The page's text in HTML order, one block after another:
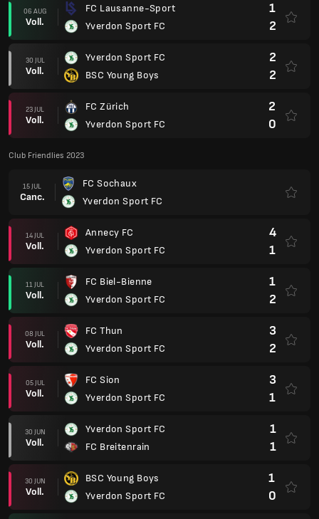
06 AUG
Voll.
FC Lausanne-Sport
Yverdon Sport FC
1
2
30 JUL
Voll.
Yverdon Sport FC
BSC Young Boys
2
2
23 JUL
Voll.
FC Zürich
Yverdon Sport FC
2
0
Club Friendlies 2023
15 JUL
Canc.
FC Sochaux
Yverdon Sport FC
14 JUL
Voll.
Annecy FC
Yverdon Sport FC
4
1
11 JUL
Voll.
FC Biel-Bienne
Yverdon Sport FC
1
2
08 JUL
Voll.
FC Thun
Yverdon Sport FC
3
2
05 JUL
Voll.
FC Sion
Yverdon Sport FC
3
1
30 JUN
Voll.
Yverdon Sport FC
FC Breitenrain
1
1
30 JUN
Voll.
BSC Young Boys
Yverdon Sport FC
1
0